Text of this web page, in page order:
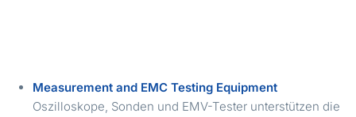
Measurement and EMC Testing Equipment
Oszilloskope, Sonden und EMV-Tester unterstützen die